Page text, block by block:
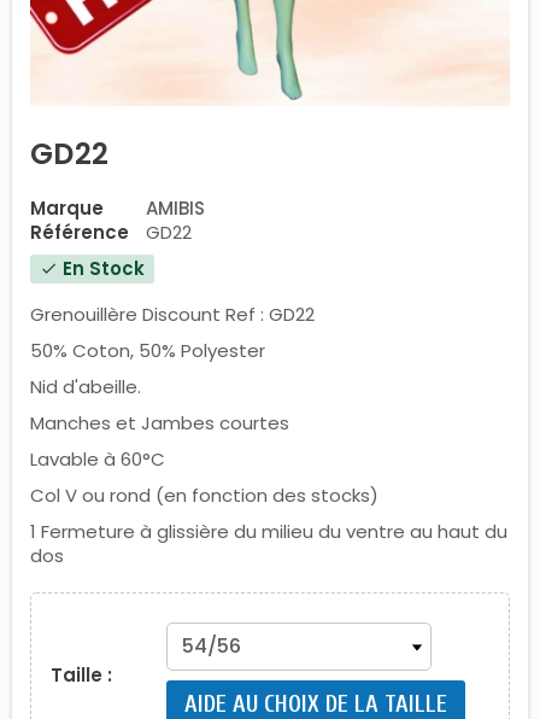
GD22
Marque
AMIBIS
Référence
GD22
check En Stock
Grenouillère Discount Ref : GD22
50% Coton, 50% Polyester
Nid d'abeille.
Manches et Jambes courtes
Lavable à 60°C
Col V ou rond (en fonction des stocks)
1 Fermeture à glissière du milieu du ventre au haut du
dos
Taille :
AIDE AU CHOIX DE LA TAILLE